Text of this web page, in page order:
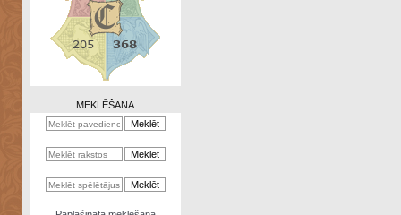
Zināšanu
kalkulators
Nomētātās
MEKLĒŠANA